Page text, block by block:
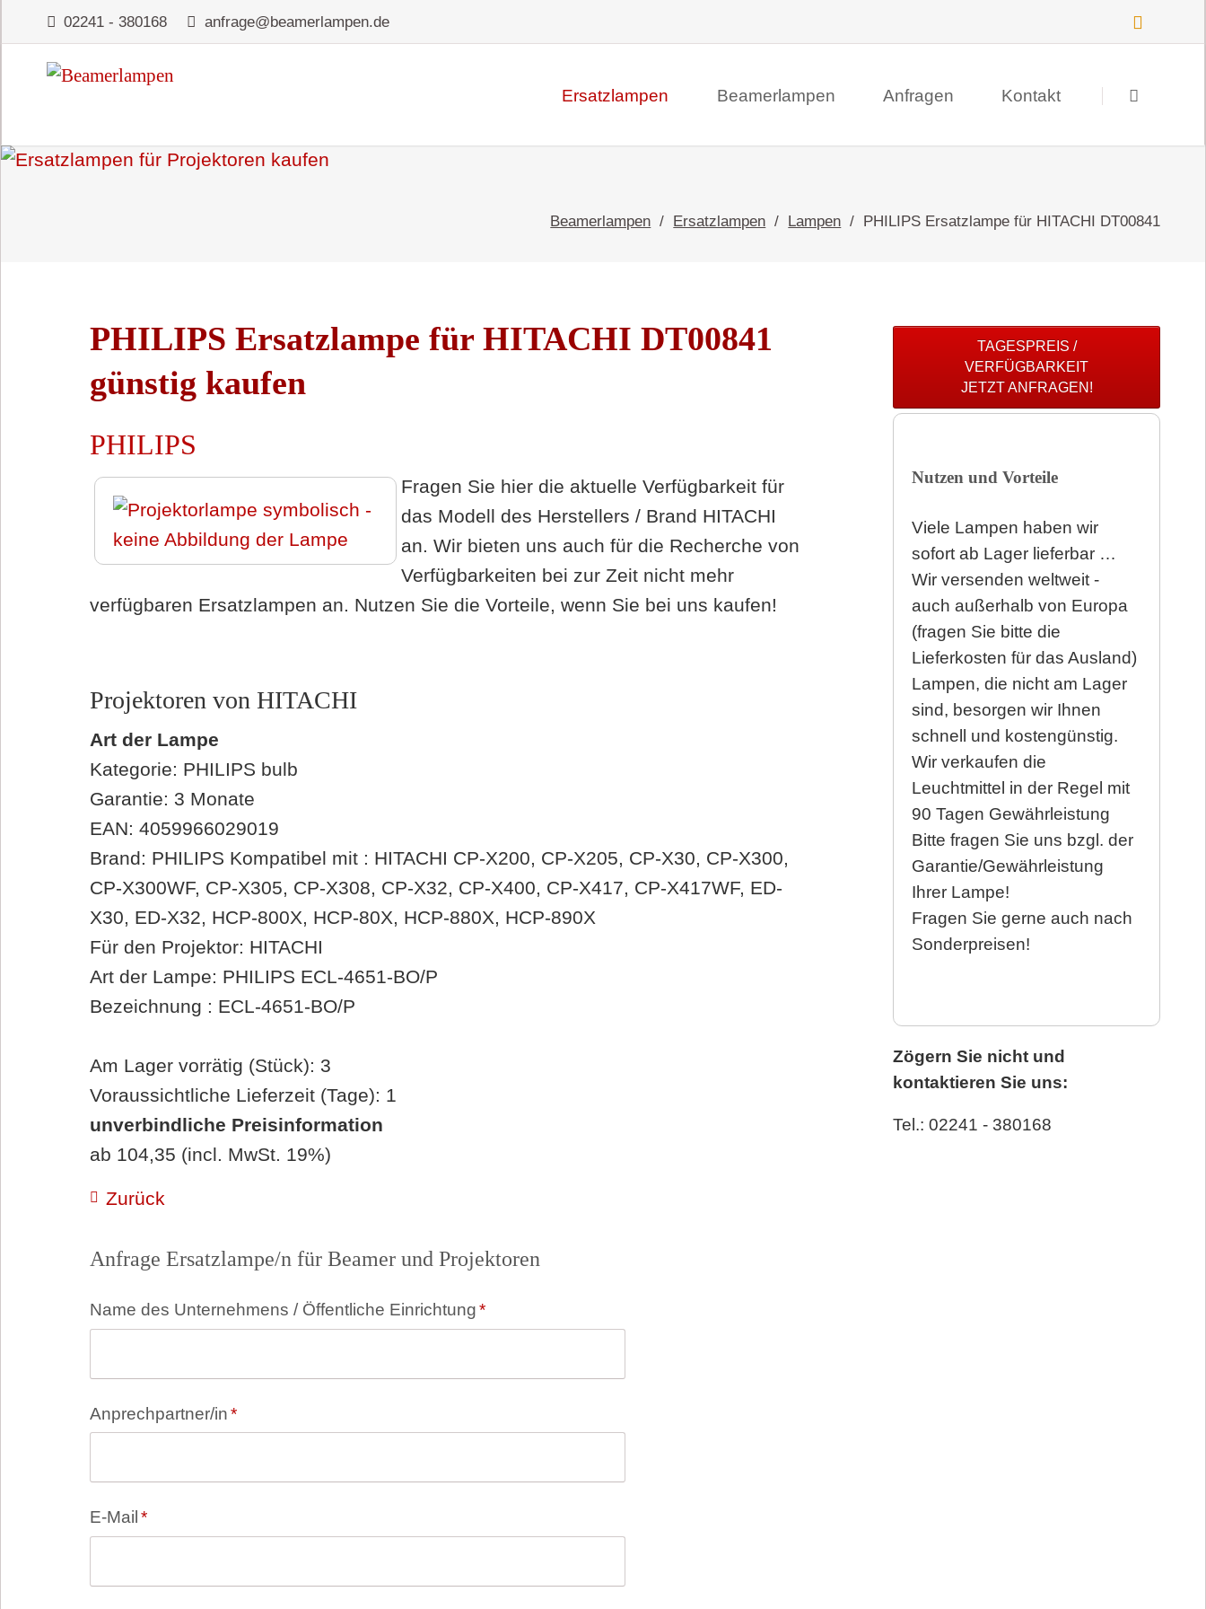
02241 - 380168 anfrage@beamerlampen.de
überspringen
Ersatzlampen Beamerlampen Anfragen Kontakt
Beamerlampen Ersatzlampen Lampen PHILIPS Ersatzlampe für HITACHI DT00841
PHILIPS Ersatzlampe für HITACHI DT00841
günstig kaufen
PHILIPS
Fragen Sie hier die aktuelle Verfügbarkeit für
das Modell des Herstellers / Brand HITACHI
an. Wir bieten uns auch für die Recherche von
Verfügbarkeiten bei zur Zeit nicht mehr
verfügbaren Ersatzlampen an. Nutzen Sie die Vorteile, wenn Sie bei uns kaufen!
Projektoren von HITACHI
Art der Lampe
Kategorie: PHILIPS bulb
Garantie: 3 Monate
EAN: 4059966029019
Brand: PHILIPS Kompatibel mit : HITACHI CP-X200, CP-X205, CP-X30, CP-X300,
CP-X300WF, CP-X305, CP-X308, CP-X32, CP-X400, CP-X417, CP-X417WF, ED-
X30, ED-X32, HCP-800X, HCP-80X, HCP-880X, HCP-890X
Für den Projektor: HITACHI
Art der Lampe: PHILIPS ECL-4651-BO/P
Bezeichnung : ECL-4651-BO/P
Am Lager vorrätig (Stück): 3
Voraussichtliche Lieferzeit (Tage): 1
unverbindliche Preisinformation
ab 104,35 (incl. MwSt. 19%)
Zurück
Anfrage Ersatzlampe/n für Beamer und Projektoren
Pflichtfeld
Name des Unternehmens / Öffentliche Einrichtung*
Pflichtfeld
Anprechpartner/in*
Pflichtfeld
E-Mail *
TAGESPREIS /
VERFÜGBARKEIT
JETZT ANFRAGEN!
Nutzen und Vorteile
Viele Lampen haben wir
sofort ab Lager lieferbar …
Wir versenden weltweit -
auch außerhalb von Europa
(fragen Sie bitte die
Lieferkosten für das Ausland)
Lampen, die nicht am Lager
sind, besorgen wir Ihnen
schnell und kostengünstig.
Wir verkaufen die
Leuchtmittel in der Regel mit
90 Tagen Gewährleistung
Bitte fragen Sie uns bzgl. der
Garantie/Gewährleistung
Ihrer Lampe!
Fragen Sie gerne auch nach
Sonderpreisen!
Zögern Sie nicht und
kontaktieren Sie uns:
Tel.: 02241 - 380168